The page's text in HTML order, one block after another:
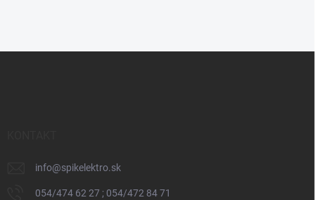
info@spikelektro.sk
054/474 62 27 ; 054/472 84 71